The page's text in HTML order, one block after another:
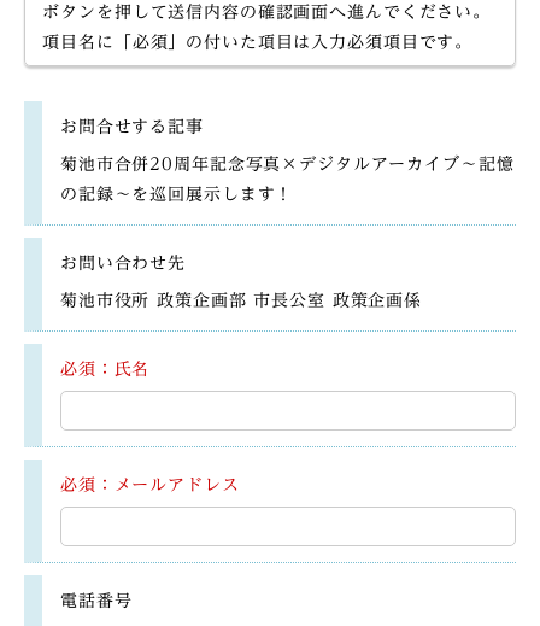
ボタンを押して送信内容の確認画面へ進んでください。
項目名に「必須」の付いた項目は入力必須項目です。
お問合せする記事
菊池市合併20周年記念写真×デジタルアーカイブ～記憶
の記録～を巡回展示します！
お問い合わせ先
菊池市役所 政策企画部 市長公室 政策企画係
必須：氏名
必須：メールアドレス
電話番号